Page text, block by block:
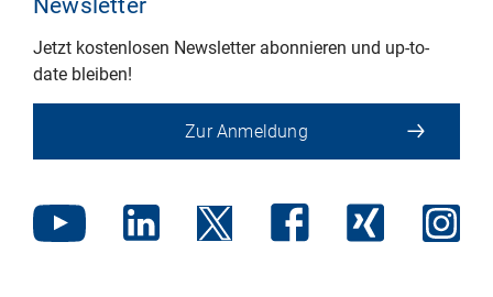
Newsletter
Jetzt kostenlosen Newsletter abonnieren und up-to-
date bleiben!
Zur Anmeldung